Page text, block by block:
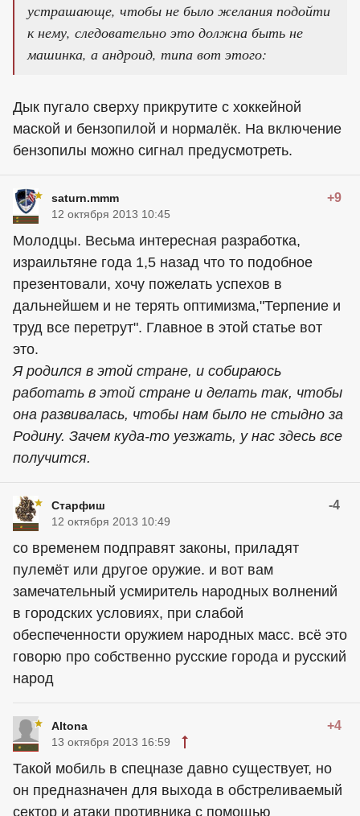
устрашающе, чтобы не было желания подойти
к нему, следовательно это должна быть не
машинка, а андроид, типа вот этого:
Дык пугало сверху прикрутите с хоккейной
маской и бензопилой и нормалёк. На включение
бензопилы можно сигнал предусмотреть.
saturn.mmm +9
12 октября 2013 10:45
Молодцы. Весьма интересная разработка,
израильтяне года 1,5 назад что то подобное
презентовали, хочу пожелать успехов в
дальнейшем и не терять оптимизма,"Терпение и
труд все перетрут". Главное в этой статье вот
это.
Я родился в этой стране, и собираюсь
работать в этой стране и делать так, чтобы
она развивалась, чтобы нам было не стыдно за
Родину. Зачем куда-то уезжать, у нас здесь все
получится.
Старфиш -4
12 октября 2013 10:49
со временем подправят законы, приладят
пулемёт или другое оружие. и вот вам
замечательный усмиритель народных волнений
в городских условиях, при слабой
обеспеченности оружием народных масс. всё это
говорю про собственно русские города и русский
народ
Altona +4
13 октября 2013 16:59
Такой мобиль в спецназе давно существует, но
он предназначен для выхода в обстреливаемый
сектор и атаки противника с помощью